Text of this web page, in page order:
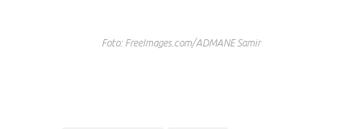
Foto: FreeImages.com/ADMANE Samir